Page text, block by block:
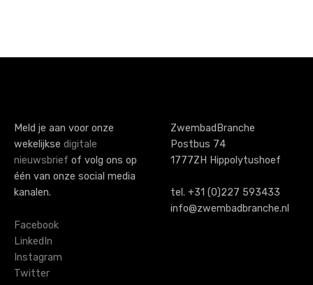
o
s
n
a
i
g
Meld je aan voor onze
wekelijkse digitale
nieuwsbrief of volg ons op
één van onze social media
kanalen.
Facebook
LinkedIn
Instagram
Twitter
ZwembadBranche
Postbus 74
1777ZH Hippolytushoef
tel. +31 (0)227 593433
info@zwembadbranche.nl